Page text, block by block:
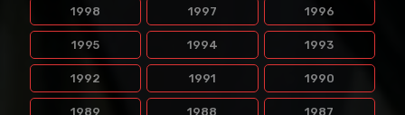
1998 1997 1996
1995 1994 1993
1992 1991 1990
1989 1988 1987